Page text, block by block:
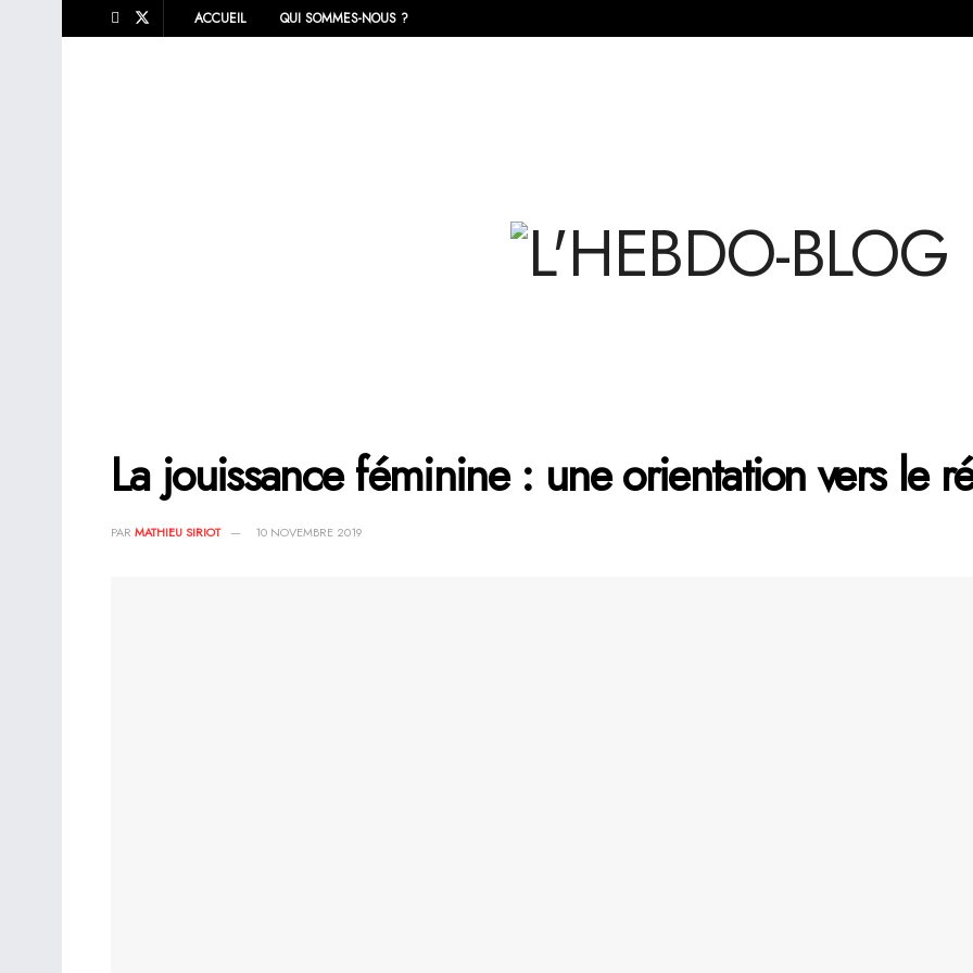
ACCUEIL QUI SOMMES-NOUS ?
La jouissance féminine : une orientation vers le
PAR MATHIEU SIRIOT 10 NOVEMBRE 2019